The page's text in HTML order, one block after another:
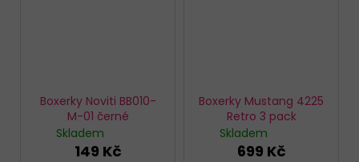
Boxerky Noviti BB010-
M-01 černé
Skladem
149 Kč
Boxerky Mustang 4225
Retro 3 pack
Skladem
699 Kč